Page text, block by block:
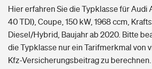
Grundfähigkeitsversicherung
Arbeitsrechtsschutz
Berufshaftpflichtversicherung
Hausratversicherung
Elementarversicherung
Freizeit
Pri­vate Haft­pflicht­
Gesundheit
Hier erfahren Sie die Typklasse für Audi
40 TDI), Coupe, 150 kW, 1968 ccm,
Diesel/Hybrid, Baujahr ab 2020. Bitte
die Typklasse nur ein Tarifmerkmal von
Kfz-Versicherungsbeitrag zu berechnen.